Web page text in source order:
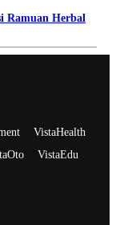
Ramuan Herbal
VistaHealth
VistaEdu